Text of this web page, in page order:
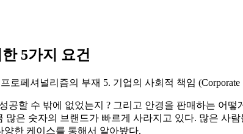
5가지 요건
페셔널리즘의 부재 5. 기업의 사회적 책임 (Corporate
할 수 밖에 없었는지 ? 그리고 안경을 판매하는 어떻
은 숫자의 브랜드가 빠르게 사라지고 있다. 많은 사
한 케이스를 통해서 알아봤다.